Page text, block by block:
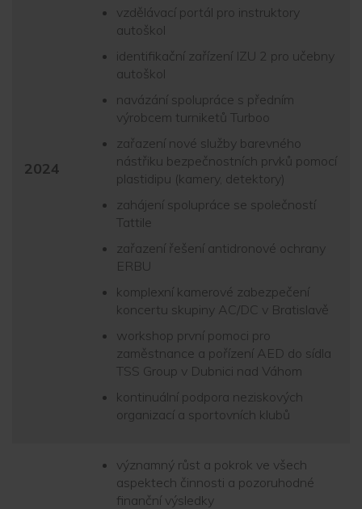
2024
vzdělávací portál pro instruktory
autoškol
identifikační zařízení IZU 2 pro učebny
autoškol
navázání spolupráce s předním
výrobcem turniketů Turboo
zařazení nové služby barevného
nástřiku bezpečnostních prvků pomocí
plastidipu (kamery, detektory)
zahájení spolupráce se společností
Tattile
zařazení řešení antidronové ochrany
ERBU
komplexní kamerové zabezpečení
koncertu skupiny AC/DC v Bratislavě
workshop první pomoci pro
zaměstnance a pořízení AED do sídla
TSS Group v Dubnici nad Váhom
kontinuální podpora neziskových
organizací a sportovních klubů
významný růst a pokrok ve všech
aspektech činnosti a pozoruhodné
finanční výsledky